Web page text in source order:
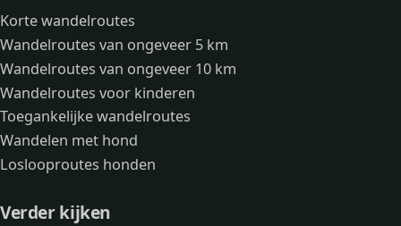
Korte wandelroutes
Wandelroutes van ongeveer 5 km
Wandelroutes van ongeveer 10 km
Wandelroutes voor kinderen
Toegankelijke wandelroutes
Wandelen met hond
Loslooproutes honden
Verder kijken